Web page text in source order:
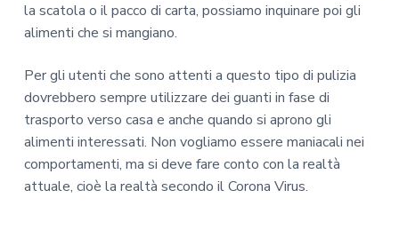
la scatola o il pacco di carta, possiamo inquinare poi gli
alimenti che si mangiano.
Per gli utenti che sono attenti a questo tipo di pulizia
dovrebbero sempre utilizzare dei guanti in fase di
trasporto verso casa e anche quando si aprono gli
alimenti interessati. Non vogliamo essere maniacali nei
comportamenti, ma si deve fare conto con la realtà
attuale, cioè la realtà secondo il Corona Virus.